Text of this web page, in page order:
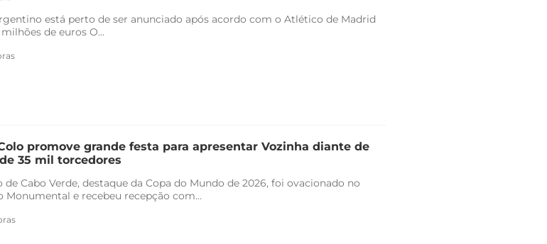
está perto de ser anunciado após acordo com o Atlético de Madrid
de euros O...
promove grande festa para apresentar Vozinha diante de
35 mil torcedores
de Cabo Verde, destaque da Copa do Mundo de 2026, foi ovacionado no
Monumental e recebeu recepção com...